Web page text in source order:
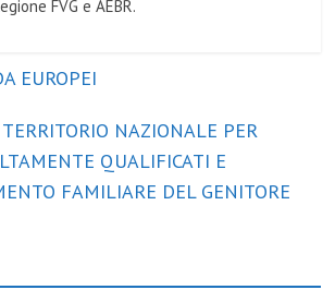
FVG e AEBR.
EUROPEI
TERRITORIO NAZIONALE PER
QUALIFICATI E
FAMILIARE DEL GENITORE